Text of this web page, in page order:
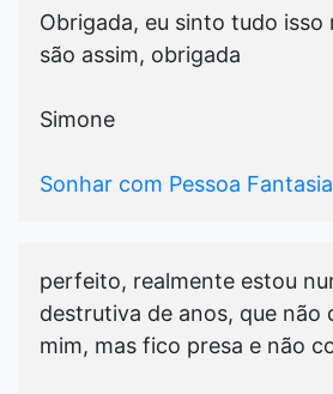
Obrigada, eu sinto tudo isso
são assim, obrigada
Simone
Sonhar com Pessoa
perfeito, realmente estou
destrutiva de anos, que não
mim, mas fico presa e não